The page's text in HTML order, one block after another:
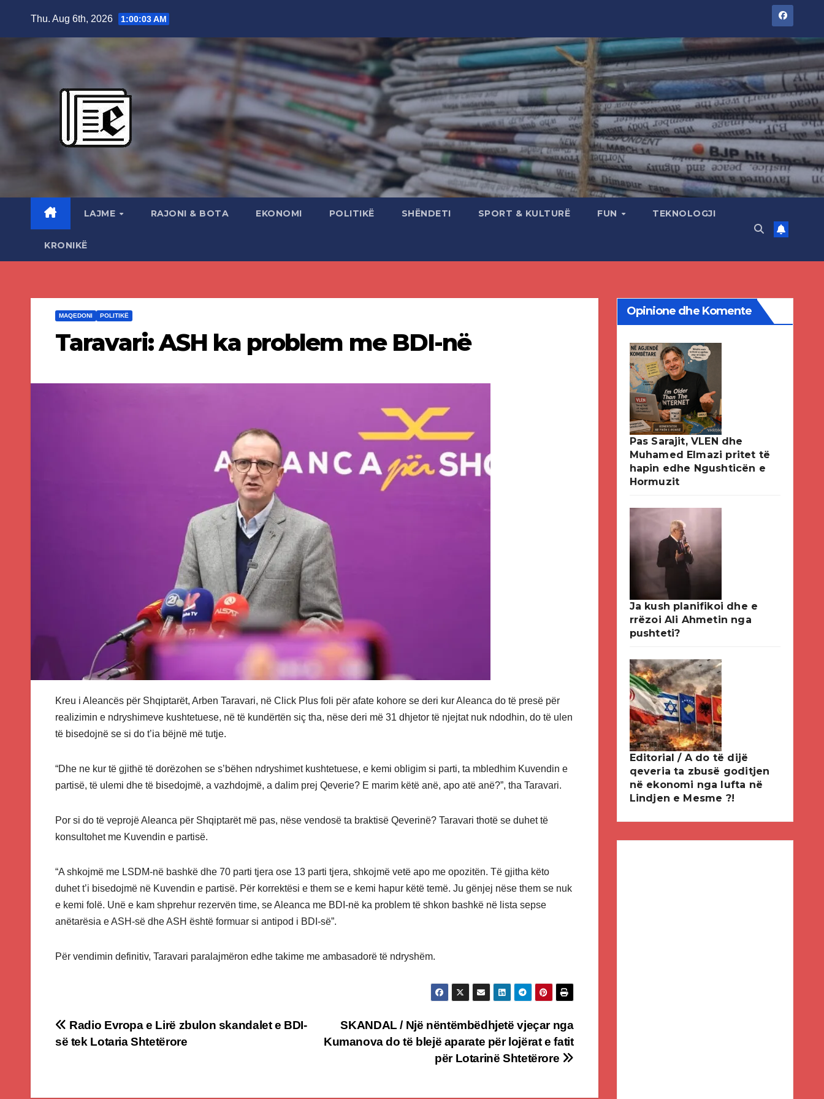
Thu. Aug 6th, 2026 1:00:04 AM
LAJME RAJONI & BOTA EKONOMI POLITIKË SHËNDETI SPORT & KULTURË FUN TEKNOLOGJI
KRONIKË
MAQEDONI POLITIKË
Taravari: ASH ka problem me BDI-në
Kreu i Aleancës për Shqiptarët, Arben Taravari, në Click Plus foli për afate kohore se deri kur Aleanca do të presë për
realizimin e ndryshimeve kushtetuese, në të kundërtën siç tha, nëse deri më 31 dhjetor të njejtat nuk ndodhin, do të ulen
të bisedojnë se si do t’ia bëjnë më tutje.
“Dhe ne kur të gjithë të dorëzohen se s’bëhen ndryshimet kushtetuese, e kemi obligim si parti, ta mbledhim Kuvendin e
partisë, të ulemi dhe të bisedojmë, a vazhdojmë, a dalim prej Qeverie? E marim këtë anë, apo atë anë?”, tha Taravari.
Por si do të veprojë Aleanca për Shqiptarët më pas, nëse vendosë ta braktisë Qeverinë? Taravari thotë se duhet të
konsultohet me Kuvendin e partisë.
“A shkojmë me LSDM-në bashkë dhe 70 parti tjera ose 13 parti tjera, shkojmë vetë apo me opozitën. Të gjitha këto
duhet t’i bisedojmë në Kuvendin e partisë. Për korrektësi e them se e kemi hapur këtë temë. Ju gënjej nëse them se nuk
e kemi folë. Unë e kam shprehur rezervën time, se Aleanca me BDI-në ka problem të shkon bashkë në lista sepse
anëtarësia e ASH-së dhe ASH është formuar si antipod i BDI-së”.
Për vendimin definitiv, Taravari paralajmëron edhe takime me ambasadorë të ndryshëm.
Post
SKANDAL / Një nëntëmbëdhjetë vjeçar nga
Kumanova do të blejë aparate për lojërat e fatit
për Lotarinë Shtetërore
Radio Evropa e Lirë zbulon skandalet e BDI-
së tek Lotaria Shtetërore
Opinione dhe Komente
Pas Sarajit, VLEN dhe
Muhamed Elmazi pritet të
hapin edhe Ngushticën e
Hormuzit
Ja kush planifikoi dhe e
rrëzoi Ali Ahmetin nga
pushteti?
Editorial / A do të dijë
qeveria ta zbusë goditjen
në ekonomi nga lufta në
Lindjen e Mesme ?!